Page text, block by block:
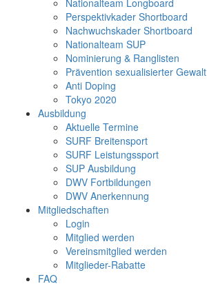
Perspektivkader Shortboard
Nachwuchskader Shortboard
Nationalteam SUP
Nominierung & Ranglisten
Prävention sexualisierter Gewalt
Anti Doping
Tokyo 2020
Ausbildung
Aktuelle Termine
SURF Breitensport
SURF Leistungssport
SUP Ausbildung
DWV Fortbildungen
DWV Anerkennung
Mitgliedschaften
Login
Mitglied werden
Vereinsmitglied werden
Mitglieder-Rabatte
FAQ